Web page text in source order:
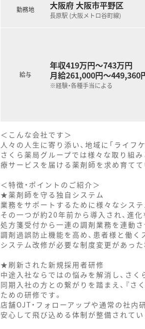
勤務地 大阪府 大阪市平野区
長原駅 (大阪メトロ谷町線)
給与
年収419万円～743万円
月給261,000円～449,360
※経験・各種手当による
＜こんな会社です＞
人々の人生に寄り添い、地域に「ライフ
さくら薬局グループでは様々な取り組
療サービスを届ける薬剤師を求め育てて
＜特徴・ポイントのご紹介＞
★薬剤師を守る独自システム
業務をサポートするために様々なシステ
その一つが約20年前から導入され、進化
処方箋受付から一連の調剤業務を連動さ
調剤過誤防止機能を高め、患者様と働く
システム改修が必要な制度変更があっ
★刷新された新規採用者研修
中途入社ならではの悩みを解消し、さ
同期入社の方との繋がりを踏まえ、『さ
ための研修です。
店舗OJT・フォローアップや通常の社内
安心して飛び込める体制が整備されてい